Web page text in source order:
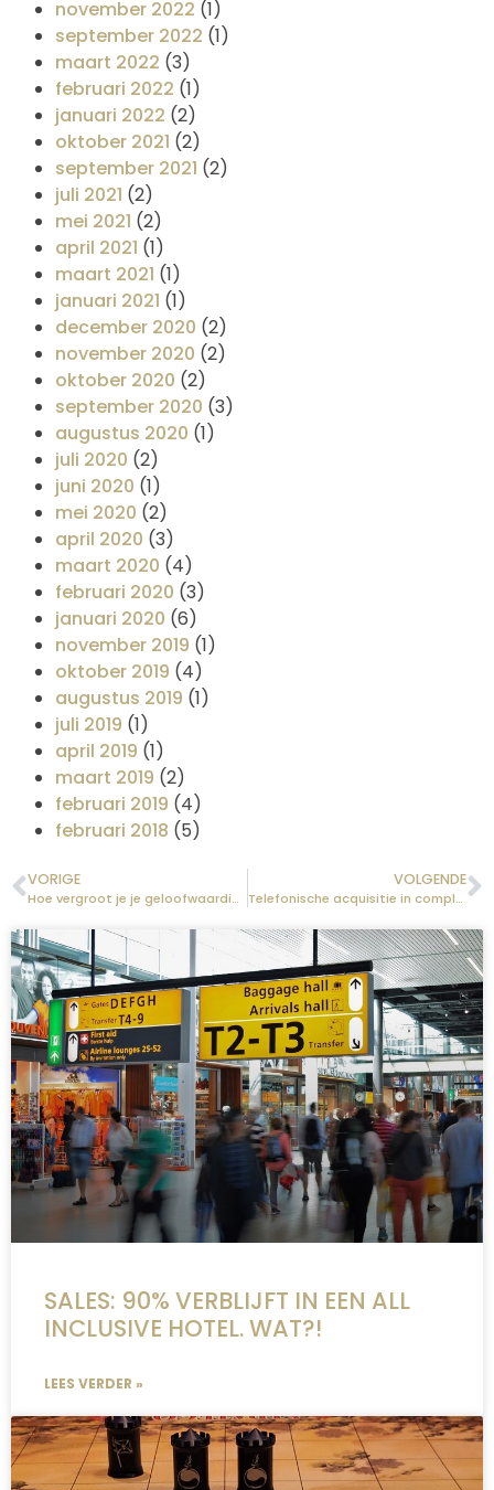
november 2022 (1)
september 2022 (1)
maart 2022 (3)
februari 2022 (1)
januari 2022 (2)
oktober 2021 (2)
september 2021 (2)
juli 2021 (2)
mei 2021 (2)
april 2021 (1)
maart 2021 (1)
januari 2021 (1)
december 2020 (2)
november 2020 (2)
oktober 2020 (2)
september 2020 (3)
augustus 2020 (1)
juli 2020 (2)
juni 2020 (1)
mei 2020 (2)
april 2020 (3)
maart 2020 (4)
februari 2020 (3)
januari 2020 (6)
november 2019 (1)
oktober 2019 (4)
augustus 2019 (1)
juli 2019 (1)
april 2019 (1)
maart 2019 (2)
februari 2019 (4)
februari 2018 (5)
VORIGE
Hoe vergroot je je geloofwaardigheid in sales?
VOLGENDE
Telefonische acquisitie in complexe B2B Sales?
SALES: 90% VERBLIJFT IN EEN ALL
INCLUSIVE HOTEL. WAT?!
LEES VERDER »